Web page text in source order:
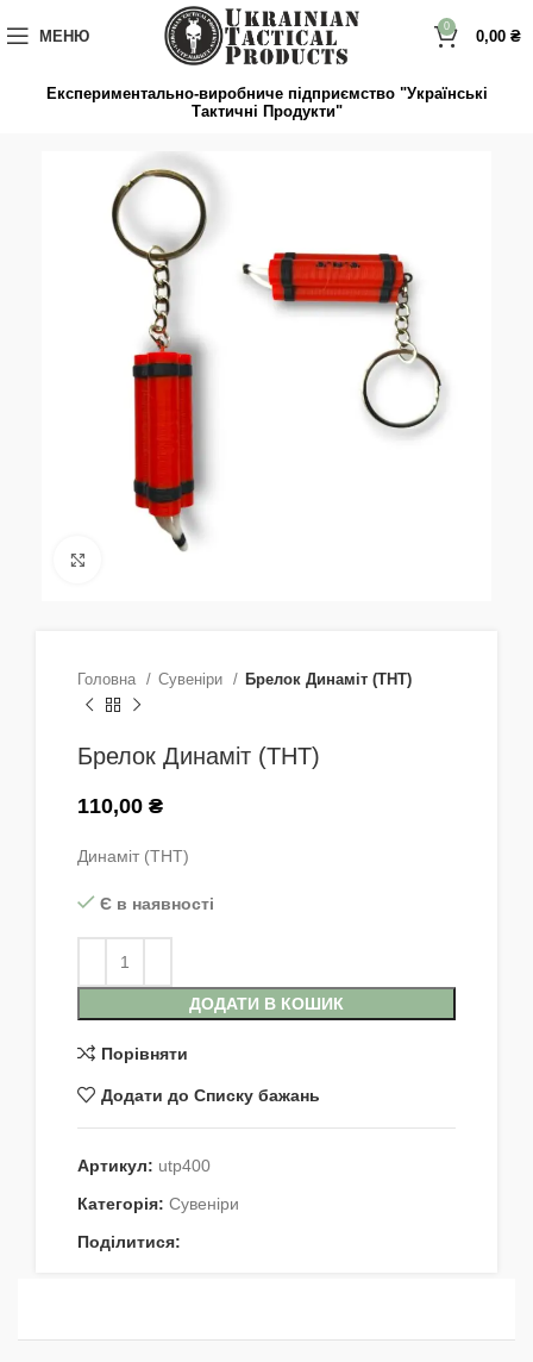
вмістуМЕНЮ
0
0,00 ₴
Експериментально-виробниче підприємство "Українські
Тактичні Продукти"
Головна Сувеніри Брелок Динаміт (ТНТ)
Брелок Динаміт (ТНТ)
110,00 ₴
Динаміт (ТНТ)
Є в наявності
ДОДАТИ В КОШИК
Порівняти
Додати до Списку бажань
Артикул: utp400
Категорія: Сувеніри
Поділитися: